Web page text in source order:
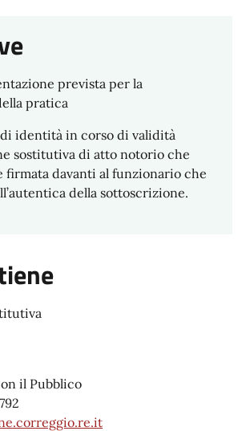
prevista per la
pratica
identità in corso di validità
sostitutiva di atto notorio che
firmata davanti al funzionario che
della sottoscrizione.
il Pubblico